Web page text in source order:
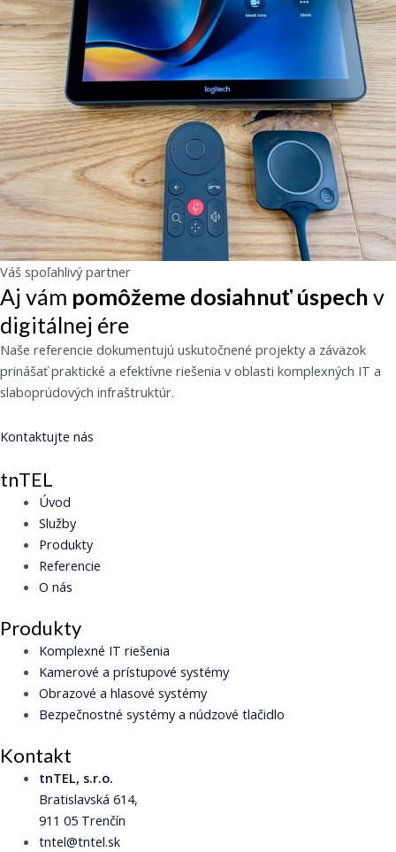
Váš spoľahlivý partner
Aj vám pomôžeme dosiahnuť úspech v
digitálnej ére
Naše referencie dokumentujú uskutočnené projekty a záväzok
prinášať praktické a efektívne riešenia v oblasti komplexných IT a
slaboprúdových infraštruktúr.
Kontaktujte nás
tnTEL
Úvod
Služby
Produkty
Referencie
O nás
Produkty
Komplexné IT riešenia
Kamerové a prístupové systémy
Obrazové a hlasové systémy
Bezpečnostné systémy a núdzové tlačidlo
Kontakt
tnTEL, s.r.o.
Bratislavská 614,
911 05 Trenčín
tntel@tntel.sk